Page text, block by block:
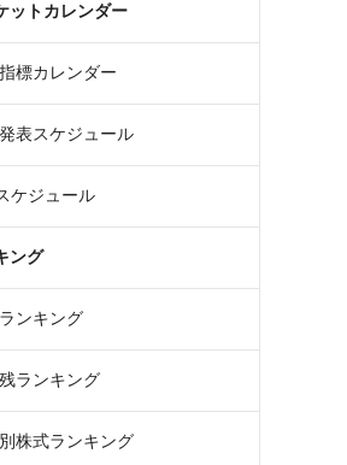
ットカレンダー
標カレンダー
表スケジュール
ケジュール
ング
ンキング
ランキング
株式ランキング